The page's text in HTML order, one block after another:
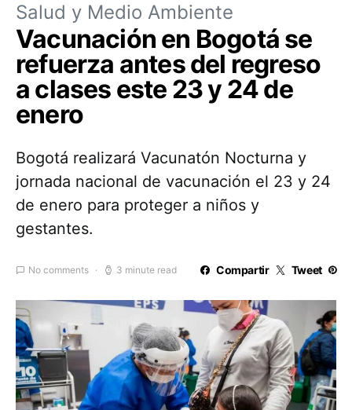
Salud y Medio Ambiente
Vacunación en Bogotá se
refuerza antes del regreso
a clases este 23 y 24 de
enero
Bogotá realizará Vacunatón Nocturna y
jornada nacional de vacunación el 23 y 24
de enero para proteger a niños y
gestantes.
No comments 3 minute read Compartir Tweet